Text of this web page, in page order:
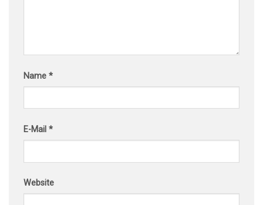
Name *
E-Mail *
Website